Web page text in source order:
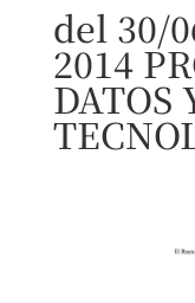
del 30/
2014
DATOS